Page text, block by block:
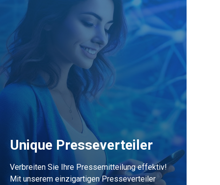
Unique Presseverteiler
Verbreiten Sie Ihre Pressemitteilung effektiv!
Mit unserem einzigartigen Presseverteiler